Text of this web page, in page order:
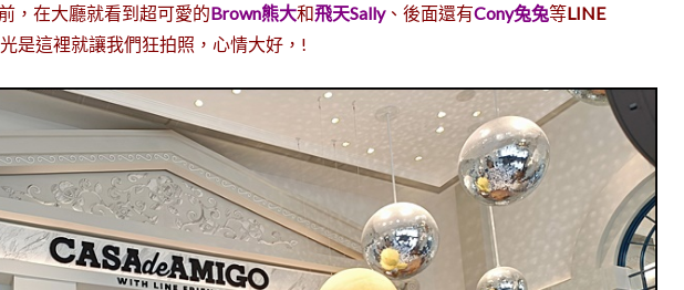
，在大廳就看到超可愛的Brown熊大和飛天Sally、後面還有Cony兔兔等LINE
光是這裡就讓我們狂拍照，心情大好，!